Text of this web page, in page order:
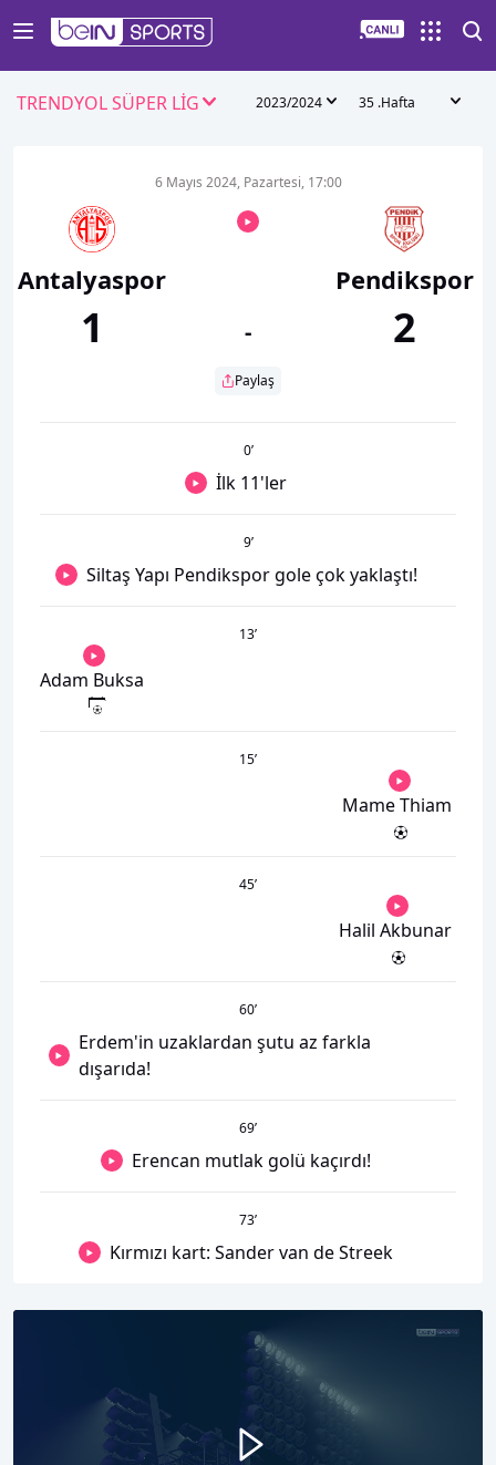
TRENDYOL SÜPER LİG 2023/2024 35 .Hafta
Antalyaspor
1
6 Mayıs 2024, Pazartesi, 17:00
-
Paylaş
Pendikspor
2
0’
İlk 11'ler
9’
Siltaş Yapı Pendikspor gole çok yaklaştı!
13’
Adam Buksa
15’
Mame Thiam
45’
Halil Akbunar
60’
Erdem'in uzaklardan şutu az farkla
dışarıda!
69’
Erencan mutlak golü kaçırdı!
73’
Kırmızı kart: Sander van de Streek